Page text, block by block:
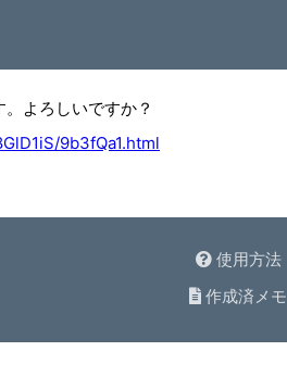
よろしいですか？
9b3fQa1.html
使用方法
作成済メモ